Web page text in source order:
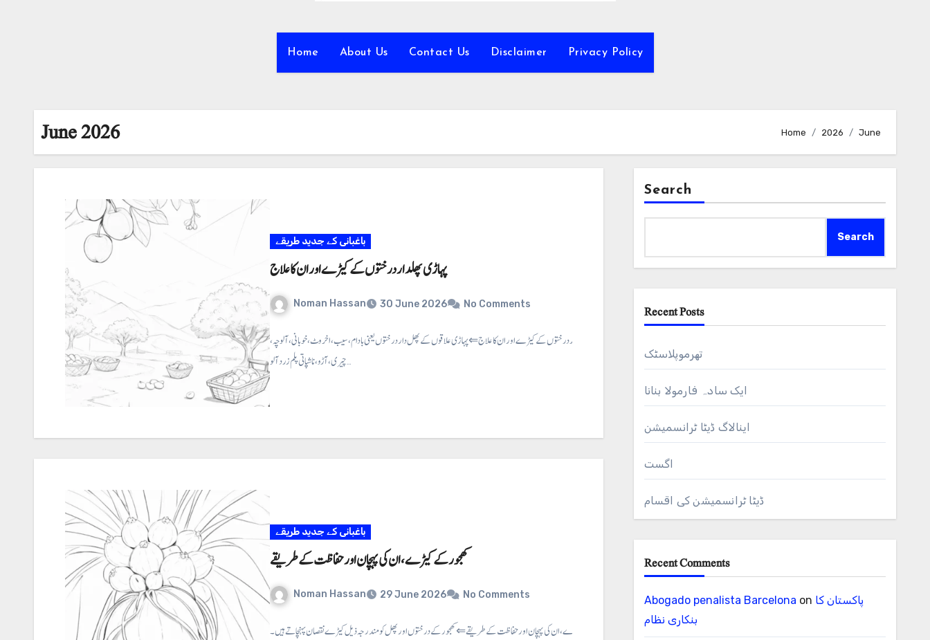
Home About Us Contact Us Disclaimer Privacy Policy
June 2026 Home 2026 June
باغبانی کے جدید طریقے
پہاڑی پھلدار درختوں کے کیڑے اور ان کا علاج
Noman Hassan 30 June 2026 No Comments
پہاڑی پھلدار درختوں کے کیڑے اور ان کا علاج ⇐ پہاڑی علاقوں کے پھل دار درختوں یعنی با دام، سیب، اخروٹ، خوبانی، آلوچہ ،
چیری، آڑو، ناشپاتی پلم زرد آلو…
باغبانی کے جدید طریقے
کھجور کے کیڑے، ان کی پہچان اور حفاظت کے طریقے
Noman Hassan 29 June 2026 No Comments
کھجور کے کیڑے، ان کی پہچان اور حفاظت کے طریقے ⇐ کھجور کے درختوں اور پھل کو مندرجہ ذیل کیڑے نقصان پہنچاتے ہیں ۔
Search
Search
Recent Posts
تھرموپلاسٹک
ایک سادہ فارمولا بنانا
اینالاگ ڈیٹا ٹرانسمیشن
اگست
ڈیٹا ٹرانسمیشن کی اقسام
Recent Comments
Abogado penalista Barcelona on پاکستان کا
بنکاری نظام